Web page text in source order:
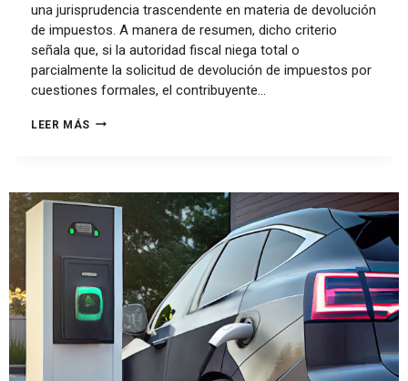
una jurisprudencia trascendente en materia de devolución
de impuestos. A manera de resumen, dicho criterio
señala que, si la autoridad fiscal niega total o
parcialmente la solicitud de devolución de impuestos por
cuestiones formales, el contribuyente…
LEER MÁS